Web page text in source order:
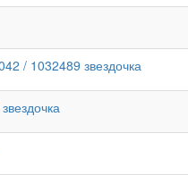
/ 1032489 звездочка